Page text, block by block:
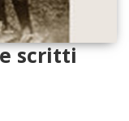
scritti